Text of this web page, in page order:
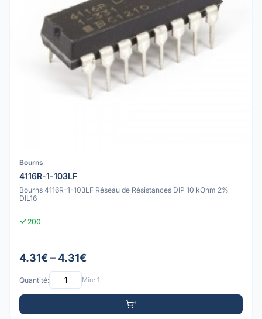
Bourns
4116R-1-103LF
Bourns 4116R-1-103LF Réseau de Résistances DIP 10 kOhm 2%
DIL16
200
4.31€ – 4.31€
Quantité: Min: 1